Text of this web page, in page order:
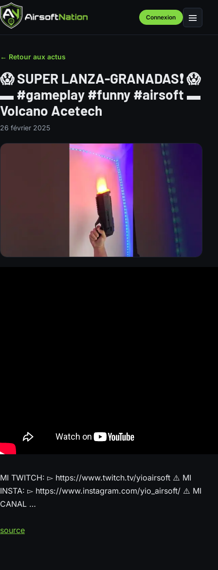
Connexion Menu
← Retour aux actus
😱 SUPER LANZA-GRANADAS❗️ 😱
▬ #gameplay #funny #airsoft ▬
Volcano Acetech
26 février 2025
MI TWITCH: ▻ https://www.twitch.tv/yioairsoft ⚠️ MI
INSTA: ▻ https://www.instagram.com/yio_airsoft/ ⚠️ MI
CANAL …
source